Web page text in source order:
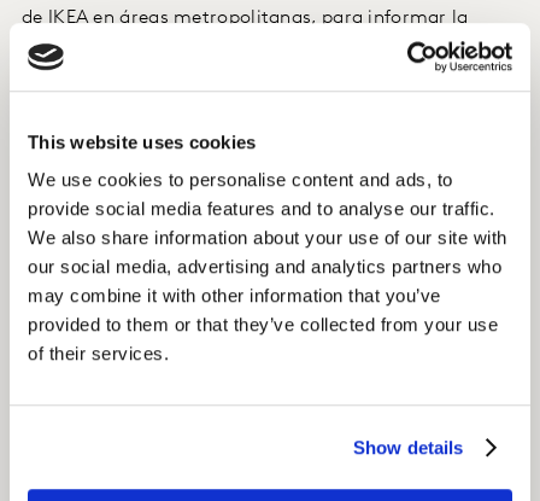
This website uses cookies
We use cookies to personalise content and ads, to
provide social media features and to analyse our traffic.
We also share information about your use of our site with
our social media, advertising and analytics partners who
may combine it with other information that you’ve
provided to them or that they’ve collected from your use
of their services.
Show details
de IKEA en áreas metropolitanas, para informar la
decisión de ubicación de nuevas tiendas.
lanzamiento, Kantar descubrió un nuevo segmento de
consumidores MindBase (no un objetivo principal de
IKEA) en la zona, cuyo perfil de fidelidad era único en
comparación con otros segmentos. Kantar trabajó con
IKEA para maximizar la relevancia de la oferta y atraer
al nuevo segmento de clientes sin apartar a los
Estos insights resultaron en un rediseño de los eventos